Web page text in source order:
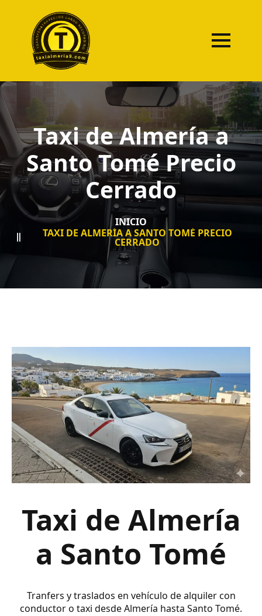
Taxi de Almería a
Santo Tomé Precio
Cerrado
INICIO
TAXI DE ALMERÍA A SANTO TOMÉ PRECIO
CERRADO
Taxi de Almería
a Santo Tomé
Tranfers y traslados en vehículo de alquiler con
conductor o taxi desde Almería hasta Santo Tomé.